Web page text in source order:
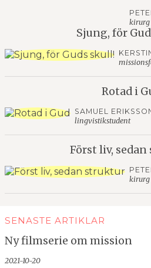
kirurg
Sjung, för
Rotad i
SAMUEL
lingvistikstudent
Först liv,
kirurg
SENASTE ARTIKLAR
Ny filmserie om mission
2021-10-20